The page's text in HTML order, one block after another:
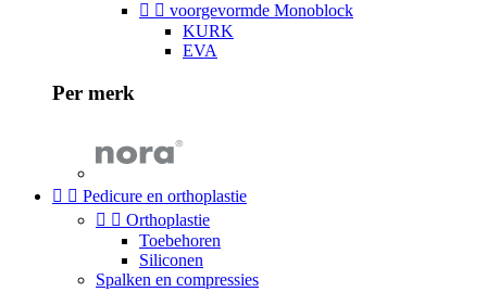
  voorgevormde Monoblock
KURK
EVA
Per merk
  Pedicure en orthoplastie
  Orthoplastie
Toebehoren
Siliconen
Spalken en compressies